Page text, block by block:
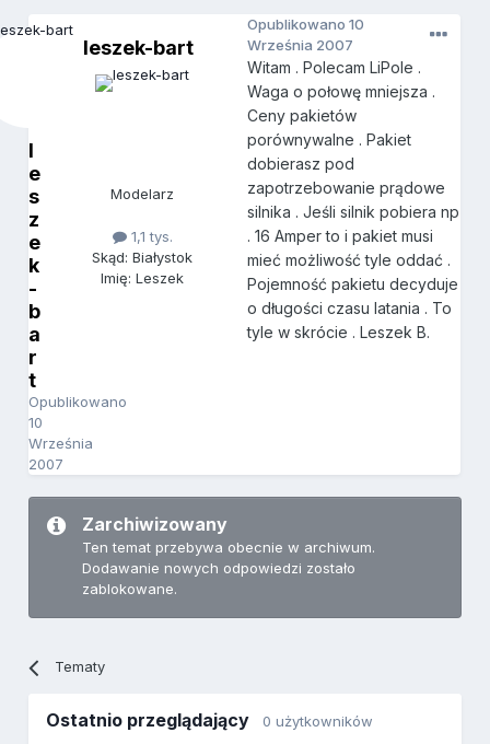
l
e
s
z
e
k
-
b
a
r
t
Opublikowano
10
Września
2007
leszek-bart
Modelarz
1,1 tys.
Skąd: Białystok
Imię: Leszek
Opublikowano10
Września 2007
Witam . Polecam LiPole .
Waga o połowę mniejsza .
Ceny pakietów
porównywalne . Pakiet
dobierasz pod
zapotrzebowanie prądowe
silnika . Jeśli silnik pobiera np
. 16 Amper to i pakiet musi
mieć możliwość tyle oddać .
Pojemność pakietu decyduje
o długości czasu latania . To
tyle w skrócie . Leszek B.
Zarchiwizowany
Ten temat przebywa obecnie w archiwum.
Dodawanie nowych odpowiedzi zostało
zablokowane.
Tematy
Ostatnio przeglądający 0 użytkowników